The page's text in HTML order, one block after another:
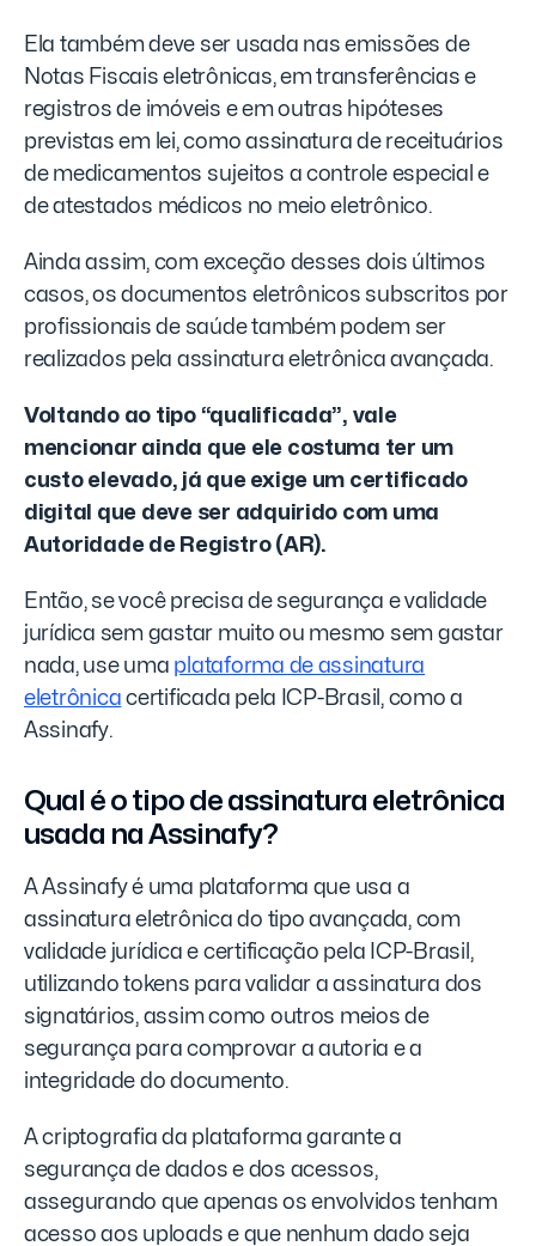
Ela também deve ser usada nas emissões de
Notas Fiscais eletrônicas, em transferências e
registros de imóveis e em outras hipóteses
previstas em lei, como assinatura de receituários
de medicamentos sujeitos a controle especial e
de atestados médicos no meio eletrônico.
Ainda assim, com exceção desses dois últimos
casos, os documentos eletrônicos subscritos por
profissionais de saúde também podem ser
realizados pela assinatura eletrônica avançada.
Voltando ao tipo “qualificada”, vale
mencionar ainda que ele costuma ter um
custo elevado, já que exige um certificado
digital que deve ser adquirido com uma
Autoridade de Registro (AR).
Então, se você precisa de segurança e validade
jurídica sem gastar muito ou mesmo sem gastar
nada, use uma plataforma de assinatura
eletrônica certificada pela ICP-Brasil, como a
Assinafy.
Qual é o tipo de assinatura eletrônica
usada na Assinafy?
A Assinafy é uma plataforma que usa a
assinatura eletrônica do tipo avançada, com
validade jurídica e certificação pela ICP-Brasil,
utilizando tokens para validar a assinatura dos
signatários, assim como outros meios de
segurança para comprovar a autoria e a
integridade do documento.
A criptografia da plataforma garante a
segurança de dados e dos acessos,
assegurando que apenas os envolvidos tenham
acesso aos uploads e que nenhum dado seja